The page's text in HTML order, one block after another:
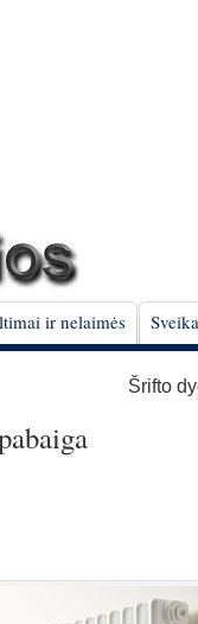
ir nelaimės
Šrifto